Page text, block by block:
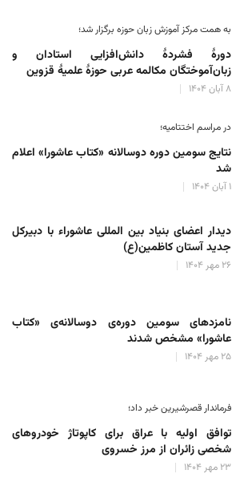
به همت مرکز آموزش زبان حوزه‌ برگزار شد؛
دورهٔ فشردهٔ دانش‌افزایی استادان و
زبان‌آموختگان مکالمه عربی حوزهٔ علمیهٔ قزوین
۸ آبان ۱۴۰۴
در مراسم اختتامیه؛
نتایج سومین دوره‌ دوسالانه‌ «کتاب عاشورا» اعلام
شد
۱ آبان ۱۴۰۴
دیدار اعضای بنیاد بین المللی عاشوراء با دبیرکل
جدید آستان کاظمین(ع)
۲۶ مهر ۱۴۰۴
نامزدهای سومین دوره‌ی دوسالانه‌ی «کتاب
عاشورا» مشخص شدند
۲۵ مهر ۱۴۰۴
فرماندار قصرشیرین خبر داد؛
توافق اولیه با عراق برای کاپوتاژ خودروهای
شخصی زائران از مرز خسروی
۲۳ مهر ۱۴۰۴